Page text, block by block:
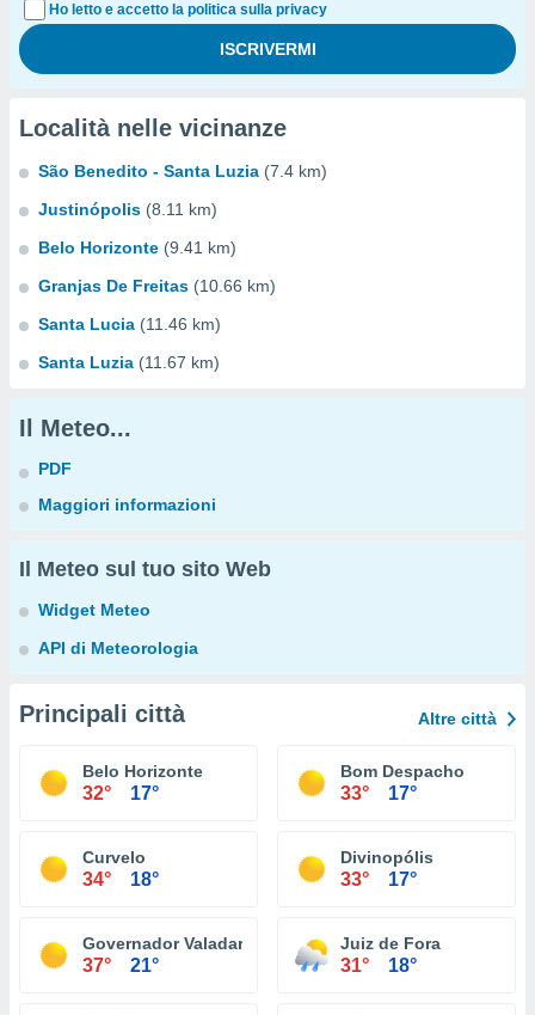
Ho letto e accetto la politica sulla privacy
Località nelle vicinanze
São Benedito - Santa Luzia (7.4 km)
Justinópolis (8.11 km)
Belo Horizonte (9.41 km)
Granjas De Freitas (10.66 km)
Santa Lucia (11.46 km)
Santa Luzia (11.67 km)
Il Meteo...
PDF
Maggiori informazioni
Il Meteo sul tuo sito Web
Widget Meteo
API di Meteorologia
Principali città Altre città
Belo Horizonte
32° 17°
Bom Despacho
33° 17°
Curvelo
34° 18°
Divinopólis
33° 17°
Governador Valadares
37° 21°
Juiz de Fora
31° 18°